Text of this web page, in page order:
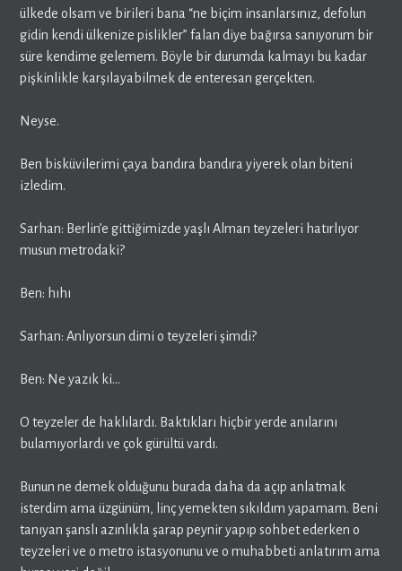
ülkede olsam ve birileri bana “ne biçim insanlarsınız, defolun
gidin kendi ülkenize pislikler” falan diye bağırsa sanıyorum bir
süre kendime gelemem. Böyle bir durumda kalmayı bu kadar
pişkinlikle karşılayabilmek de enteresan gerçekten.
Neyse.
Ben bisküvilerimi çaya bandıra bandıra yiyerek olan biteni
izledim.
Sarhan: Berlin’e gittiğimizde yaşlı Alman teyzeleri hatırlıyor
musun metrodaki?
Ben: hıhı
Sarhan: Anlıyorsun dimi o teyzeleri şimdi?
Ben: Ne yazık ki…
O teyzeler de haklılardı. Baktıkları hiçbir yerde anılarını
bulamıyorlardı ve çok gürültü vardı.
Bunun ne demek olduğunu burada daha da açıp anlatmak
isterdim ama üzgünüm, linç yemekten sıkıldım yapamam. Beni
tanıyan şanslı azınlıkla şarap peynir yapıp sohbet ederken o
teyzeleri ve o metro istasyonunu ve o muhabbeti anlatırım ama